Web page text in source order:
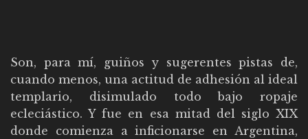
Son, para mí, guiños y sugerentes pistas de,
cuando menos, una actitud de adhesión al ideal
templario, disimulado todo bajo ropaje
ecleciástico. Y fue en esa mitad del siglo XIX
donde comienza a inficionarse en Argentina,